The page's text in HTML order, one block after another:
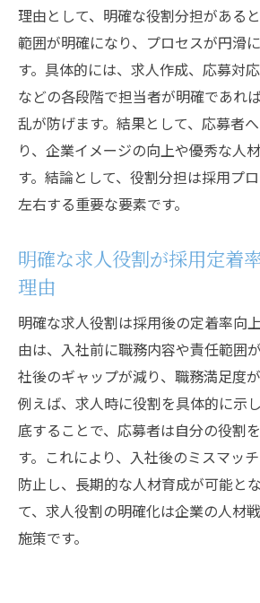
理由として、明確な役割分担がある
範囲が明確になり、プロセスが円滑
す。具体的には、求人作成、応募対
などの各段階で担当者が明確であれ
乱が防げます。結果として、応募者
り、企業イメージの向上や優秀な人
す。結論として、役割分担は採用プ
左右する重要な要素です。
明確な求人役割が採用定着
理由
明確な求人役割は採用後の定着率向
由は、入社前に職務内容や責任範囲
社後のギャップが減り、職務満足度
例えば、求人時に役割を具体的に示
底することで、応募者は自分の役割
す。これにより、入社後のミスマッ
防止し、長期的な人材育成が可能と
て、求人役割の明確化は企業の人材
施策です。